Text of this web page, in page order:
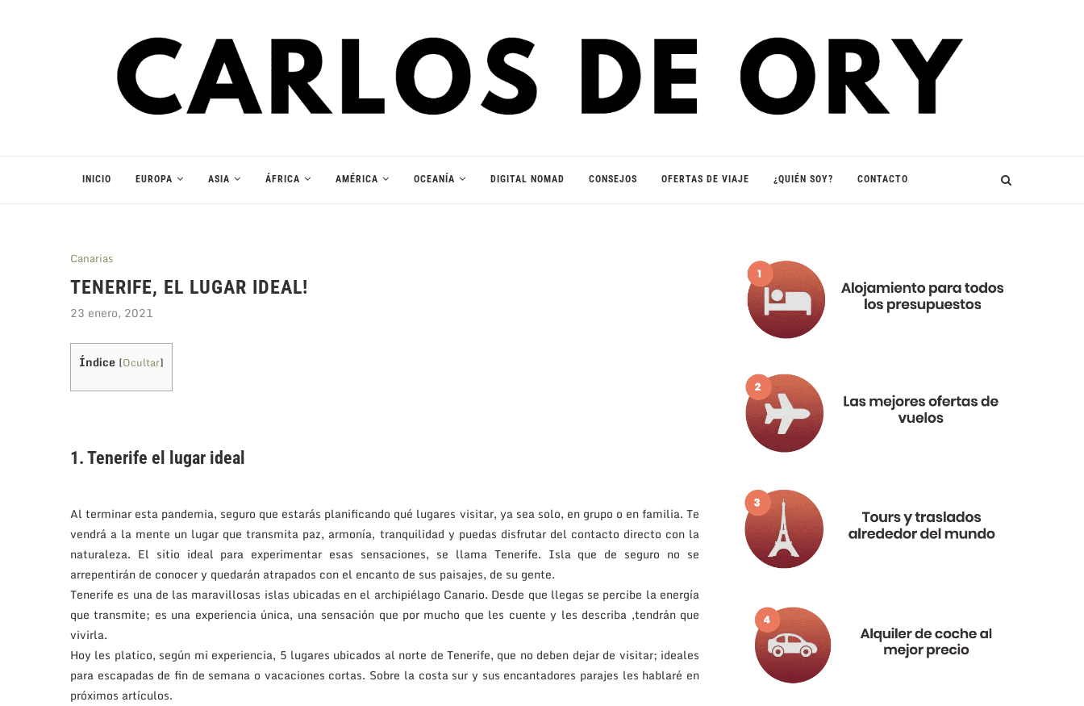
INICIO EUROPA ASIA ÁFRICA AMÉRICA OCEANÍA DIGITAL NOMAD CONSEJOS OFERTAS DE VIAJE ¿QUIÉN SOY? CONTACTO
Canarias
TENERIFE, EL LUGAR IDEAL!
23 enero, 2021
Índice [Ocultar]
1. Tenerife el lugar ideal
Al terminar esta pandemia, seguro que estarás planificando qué lugares visitar, ya sea solo, en grupo o en familia. Te
vendrá a la mente un lugar que transmita paz, armonía, tranquilidad y puedas disfrutar del contacto directo con la
naturaleza. El sitio ideal para experimentar esas sensaciones, se llama Tenerife. Isla que de seguro no se
arrepentirán de conocer y quedarán atrapados con el encanto de sus paisajes, de su gente.
Tenerife es una de las maravillosas islas ubicadas en el archipiélago Canario. Desde que llegas se percibe la energía
que transmite; es una experiencia única, una sensación que por mucho que les cuente y les describa ,tendrán que
vivirla.
Hoy les platico, según mi experiencia, 5 lugares ubicados al norte de Tenerife, que no deben dejar de visitar; ideales
para escapadas de fin de semana o vacaciones cortas. Sobre la costa sur y sus encantadores parajes les hablaré en
próximos artículos.